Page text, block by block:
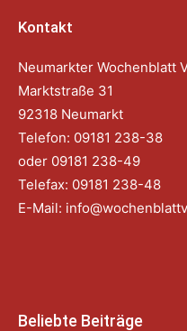
Kontakt
Neumarkter Wochenblatt
Marktstraße 31
92318 Neumarkt
Telefon: 09181 238-38
oder 09181 238-49
Telefax: 09181 238-48
E-Mail:
Beliebte Beiträge